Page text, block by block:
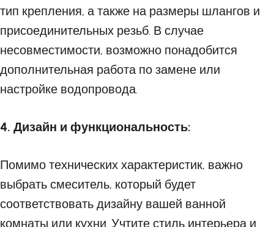
тип крепления, а также на размеры шлангов и
присоединительных резьб. В случае
несовместимости, возможно понадобится
дополнительная работа по замене или
настройке водопровода.
4. Дизайн и функциональность:
Помимо технических характеристик, важно
выбрать смеситель, который будет
соответствовать дизайну вашей ванной
комнаты или кухни. Учтите стиль интерьера и